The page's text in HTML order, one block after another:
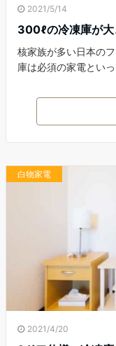
2021/5/14
300ℓの冷凍庫が大
核家族が多い日本の
庫は必須の家電といっ
白物家電
2021/4/20